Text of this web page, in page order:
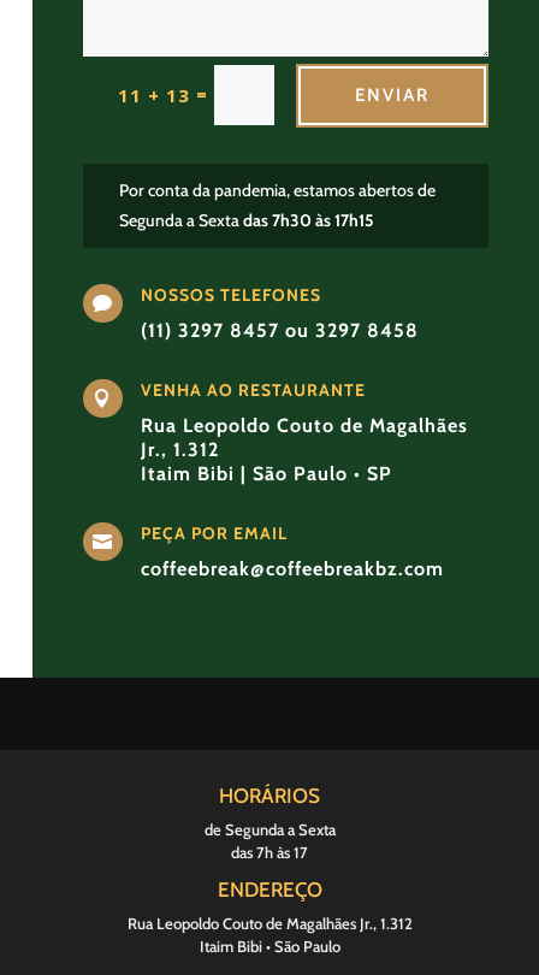
11 + 13 = ENVIAR
Por conta da pandemia, estamos abertos de
Segunda a Sextadas 7h30 às 17h15
 NOSSOS TELEFONES
(11) 3297 8457 ou 3297 8458
 VENHA AO RESTAURANTE
Rua Leopoldo Couto de Magalhães
Jr., 1.312
Itaim Bibi | São Paulo • SP
 PEÇA POR EMAIL
coffeebreak@coffeebreakbz.com
HORÁRIOS
de Segunda a Sexta
das 7h às 17
ENDEREÇO
Rua Leopoldo Couto de Magalhães Jr., 1.312
Itaim Bibi • São Paulo